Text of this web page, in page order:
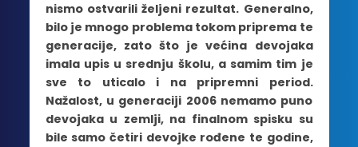
nismo ostvarili željeni rezultat. Generalno,
bilo je mnogo problema tokom priprema te
generacije, zato što je većina devojaka
imala upis u srednju školu, a samim tim je
sve to uticalo i na pripremni period.
Nažalost, u generaciji 2006 nemamo puno
devojaka u zemlji, na finalnom spisku su
bile samo četiri devojke rođene te godine,